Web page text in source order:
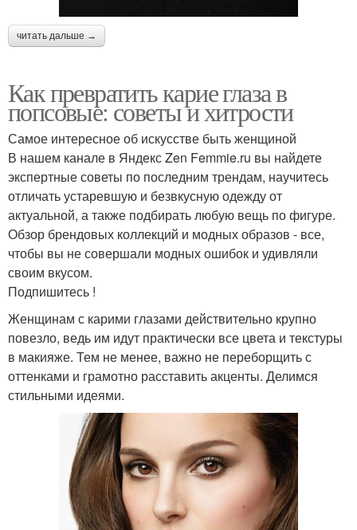
читать дальше →
Как превратить карие глаза в
попсовые: советы и хитрости
Самое интересное об искусстве быть женщиной
В нашем канале в Яндекс Zen Femmie.ru вы найдете
экспертные советы по последним трендам, научитесь
отличать устаревшую и безвкусную одежду от
актуальной, а также подбирать любую вещь по фигуре.
Обзор брендовых коллекций и модных образов - все,
чтобы вы не совершали модных ошибок и удивляли
своим вкусом.
Подпишитесь !
Женщинам с карими глазами действительно крупно
повезло, ведь им идут практически все цвета и текстуры
в макияже. Тем не менее, важно не переборщить с
оттенками и грамотно расставить акценты. Делимся
стильными идеями.